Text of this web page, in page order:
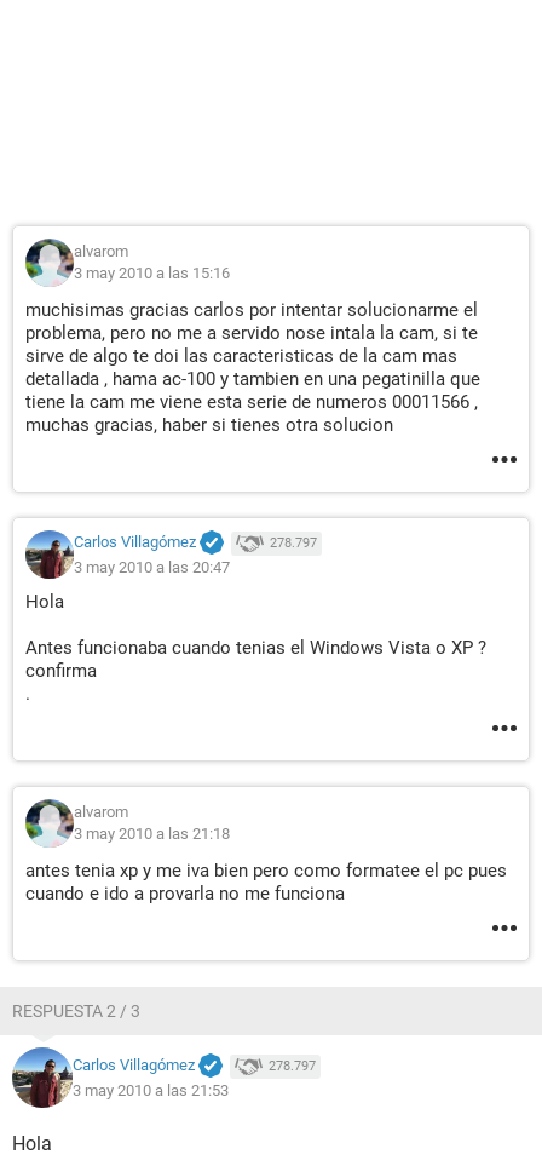
alvarom
3 may 2010 a las 15:16
muchisimas gracias carlos por intentar solucionarme el
problema, pero no me a servido nose intala la cam, si te
sirve de algo te doi las caracteristicas de la cam mas
detallada , hama ac-100 y tambien en una pegatinilla que
tiene la cam me viene esta serie de numeros 00011566 ,
muchas gracias, haber si tienes otra solucion
Carlos Villagómez 278.797
3 may 2010 a las 20:47
Hola
Antes funcionaba cuando tenias el Windows Vista o XP ?
confirma
.
alvarom
3 may 2010 a las 21:18
antes tenia xp y me iva bien pero como formatee el pc pues
cuando e ido a provarla no me funciona
RESPUESTA 2 / 3
Carlos Villagómez 278.797
3 may 2010 a las 21:53
Hola